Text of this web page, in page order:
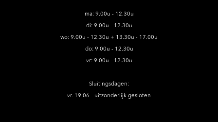
ma: 9.00u - 12.30u
di: 9.00u - 12.30u
wo: 9.00u - 12.30u + 13.30u - 17.00u
do: 9.00u - 12.30u
vr: 9.00u - 12.30u
Sluitingsdagen:
vr. 19.06 - uitzonderlijk gesloten